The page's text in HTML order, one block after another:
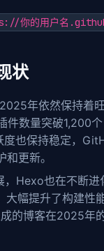
你的用户名
状
年依然保持着
数量突破1,200
也保持稳定，
更新。
，Hexo也在不断
幅提升了构建性
的博客在2025年